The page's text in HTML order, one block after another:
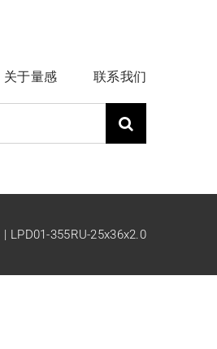
关于量感 联系我们
LPD01-355RU-25x36x2.0